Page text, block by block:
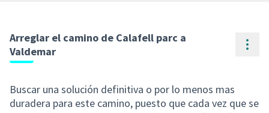
Arreglar el camino de Calafell parc a
Valdemar
Buscar una solución definitiva o por lo menos mas
duradera para este camino, puesto que cada vez que se